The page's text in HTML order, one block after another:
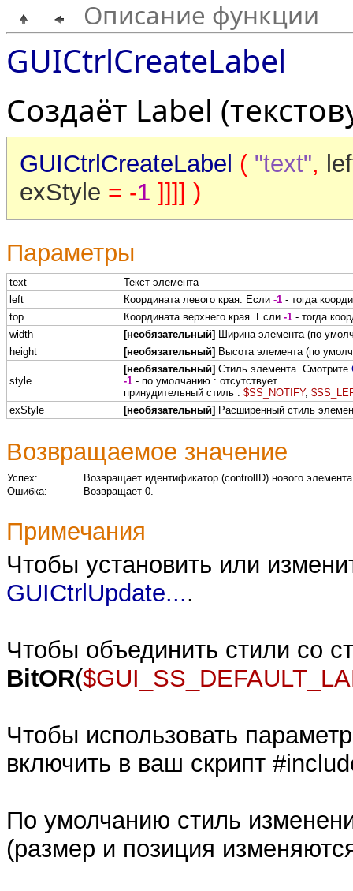
Описание функции
GUICtrlCreateLabel
Создаёт Label
GUICtrlCreateLabel ( "text",
exStyle = -1 ]]]] )
Параметры
text
Текст элемента
left
Координата левого края. Если -1 - тогда
top
Координата верхнего края. Если -1 - тогда
width
[необязательный] Ширина элемента (по
height
[необязательный] Высота элемента (по
style
[необязательный] Стиль элемента. Смотрите
-1 - по умолчанию : отсутствует.
принудительный стиль : $SS_NOTIFY,
exStyle
[необязательный] Расширенный стиль
Возвращаемое значение
Успех:
Возвращает идентификатор (controlID) нового
Ошибка:
Возвращает 0.
Примечания
Чтобы установить или
GUICtrlUpdate....
Чтобы объединить стили со
BitOR(
Чтобы использовать
включить в ваш скрипт
По умолчанию стиль
(размер и позиция